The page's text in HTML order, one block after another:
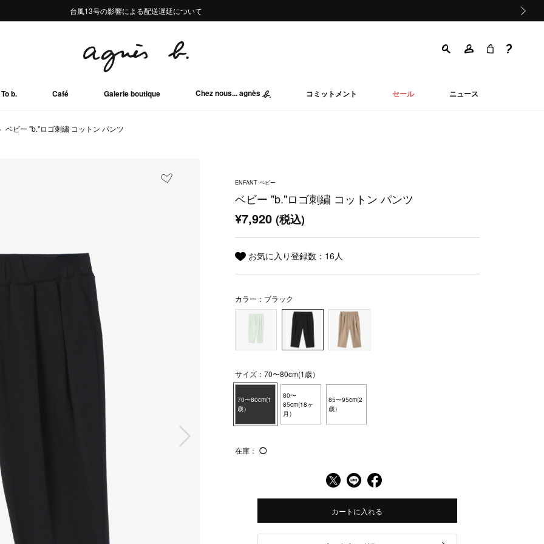
熊本地域地震の影響による配送遅延について
Summer Sale 2buy10%OFF!!
台風13号の影響による配送遅延について
熊本地域地震の影響による配送遅延について
Summer Sale 2buy10%OFF!!
To b. Café Galerie boutique Chez nous... agnès コミットメント セール ニュース
ベビー "b."ロゴ刺繍 コットン パンツ
ENFANT ベビー
ベビー "b."ロゴ刺繍 コットン パンツ
¥7,920(税込)
お気に入り登録数： 16人
カラー：ブラック
サイズ：70〜80cm(1歳）
70〜80cm(1
歳）
80〜
85cm(18ヶ
月）
85〜95cm(2
歳）
在庫： ◯
カートに入れる